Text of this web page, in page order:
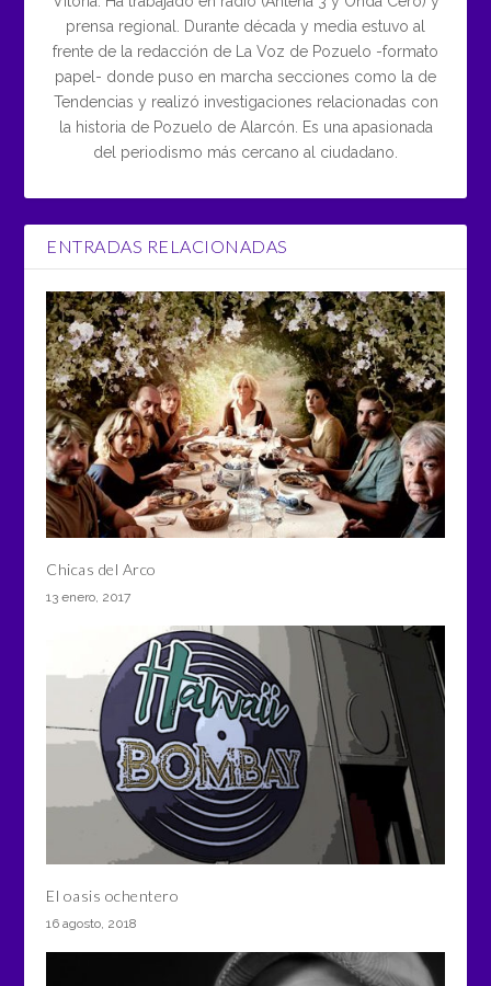
prensa regional. Durante década y media estuvo al
frente de la redacción de La Voz de Pozuelo -formato
papel- donde puso en marcha secciones como la de
Tendencias y realizó investigaciones relacionadas con
la historia de Pozuelo de Alarcón. Es una apasionada
del periodismo más cercano al ciudadano.
ENTRADAS RELACIONADAS
Chicas del Arco
13 enero, 2017
El oasis ochentero
16 agosto, 2018